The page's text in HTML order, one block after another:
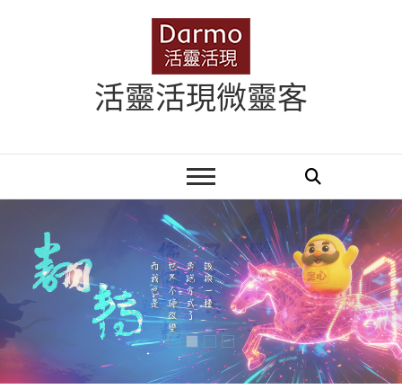
活靈活現微靈客